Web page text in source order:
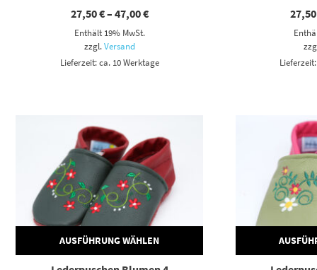
27,50€– 47,00€Preisspanne:
Enthält 19% MwSt.
zzgl.Versand
Lieferzeit: ca. 10 Werktage
27,50
AUSFÜHRUNG WÄHLEN